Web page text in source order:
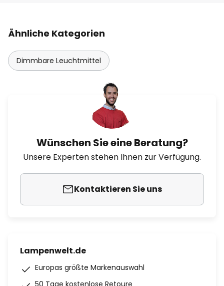
Ähnliche Kategorien
Dimmbare Leuchtmittel
Wünschen Sie eine Beratung?
Unsere Experten stehen Ihnen zur Verfügung.
Kontaktieren Sie uns
Lampenwelt.de
Europas größte Markenauswahl
50 Tage kostenlose Retoure